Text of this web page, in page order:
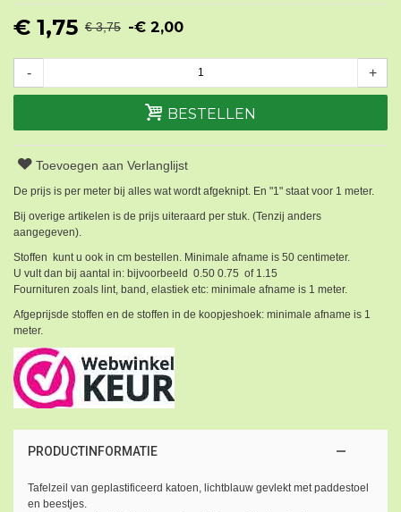
€ 1,75 € 3,75 -€ 2,00
- +
BESTELLEN
Toevoegen aan Verlanglijst
De prijs is per meter bij alles wat wordt afgeknipt. En "1" staat voor 1 meter.
Bij overige artikelen is de prijs uiteraard per stuk. (Tenzij anders
aangegeven).
Stoffen kunt u ook in cm bestellen. Minimale afname is 50 centimeter.
U vult dan bij aantal in: bijvoorbeeld 0.50 0.75 of 1.15
Fournituren zoals lint, band, elastiek etc: minimale afname is 1 meter.
Afgeprijsde stoffen en de stoffen in de koopjeshoek: minimale afname is 1
meter.
PRODUCTINFORMATIE
Tafelzeil van geplastificeerd katoen, lichtblauw gevlekt met paddestoel
en beestjes.